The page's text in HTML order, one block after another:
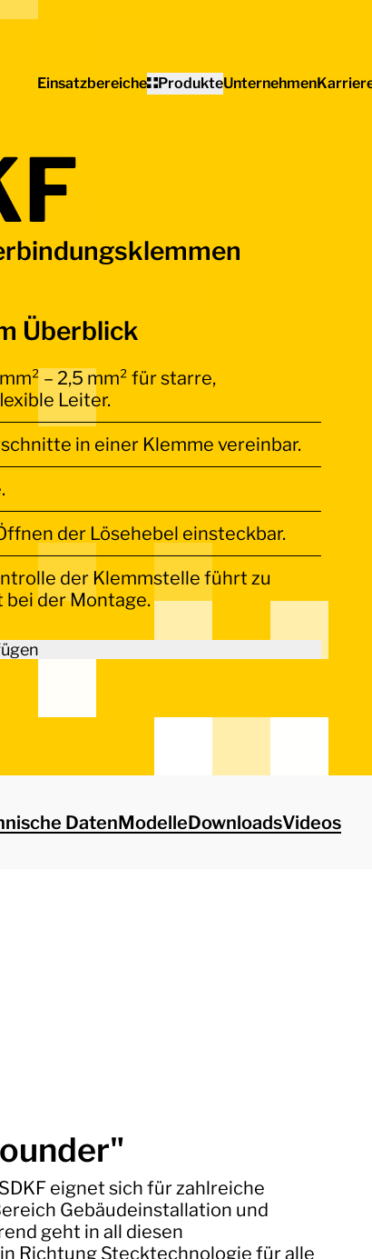
Einsatzbereiche ProdukteUnternehmen
Überblick
– 2,5 mm² für starre,
Leiter.
in einer Klemme vereinbar.
der Lösehebel einsteckbar.
der Klemmstelle führt zu
der Montage.
DatenModelleDownloadsVideos
eignet sich für zahlreiche
Gebäudeinstallation und
geht in all diesen
Richtung Stecktechnologie für alle